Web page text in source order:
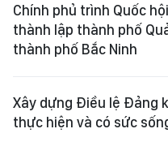
Chính phủ trình Quốc
thành lập thành phố
thành phố Bắc Ninh
Xây dựng Điều lệ Đảng
thực hiện và có sức